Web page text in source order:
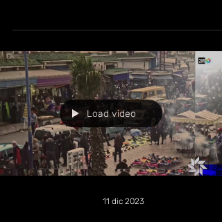
Load video
11 dic 2023